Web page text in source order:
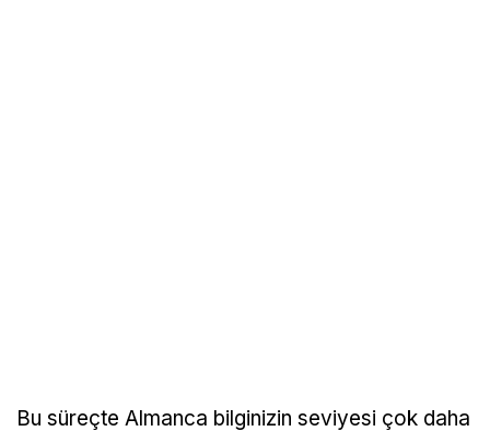
Bu süreçte Almanca bilginizin seviyesi çok daha